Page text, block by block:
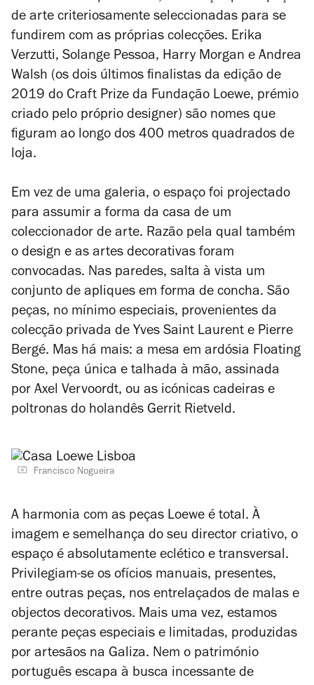
de arte criteriosamente seleccionadas para se
fundirem com as próprias colecções. Erika
Verzutti, Solange Pessoa, Harry Morgan e Andrea
Walsh (os dois últimos finalistas da edição de
2019 do Craft Prize da Fundação Loewe, prémio
criado pelo próprio designer) são nomes que
figuram ao longo dos 400 metros quadrados de
loja.
Em vez de uma galeria, o espaço foi projectado
para assumir a forma da casa de um
coleccionador de arte. Razão pela qual também
o design e as artes decorativas foram
convocadas. Nas paredes, salta à vista um
conjunto de apliques em forma de concha. São
peças, no mínimo especiais, provenientes da
colecção privada de Yves Saint Laurent e Pierre
Bergé. Mas há mais: a mesa em ardósia Floating
Stone, peça única e talhada à mão, assinada
por Axel Vervoordt, ou as icónicas cadeiras e
poltronas do holandês Gerrit Rietveld.
Francisco Nogueira
A harmonia com as peças Loewe é total. À
imagem e semelhança do seu director criativo, o
espaço é absolutamente eclético e transversal.
Privilegiam-se os ofícios manuais, presentes,
entre outras peças, nos entrelaçados de malas e
objectos decorativos. Mais uma vez, estamos
perante peças especiais e limitadas, produzidas
por artesãos na Galiza. Nem o património
português escapa à busca incessante de